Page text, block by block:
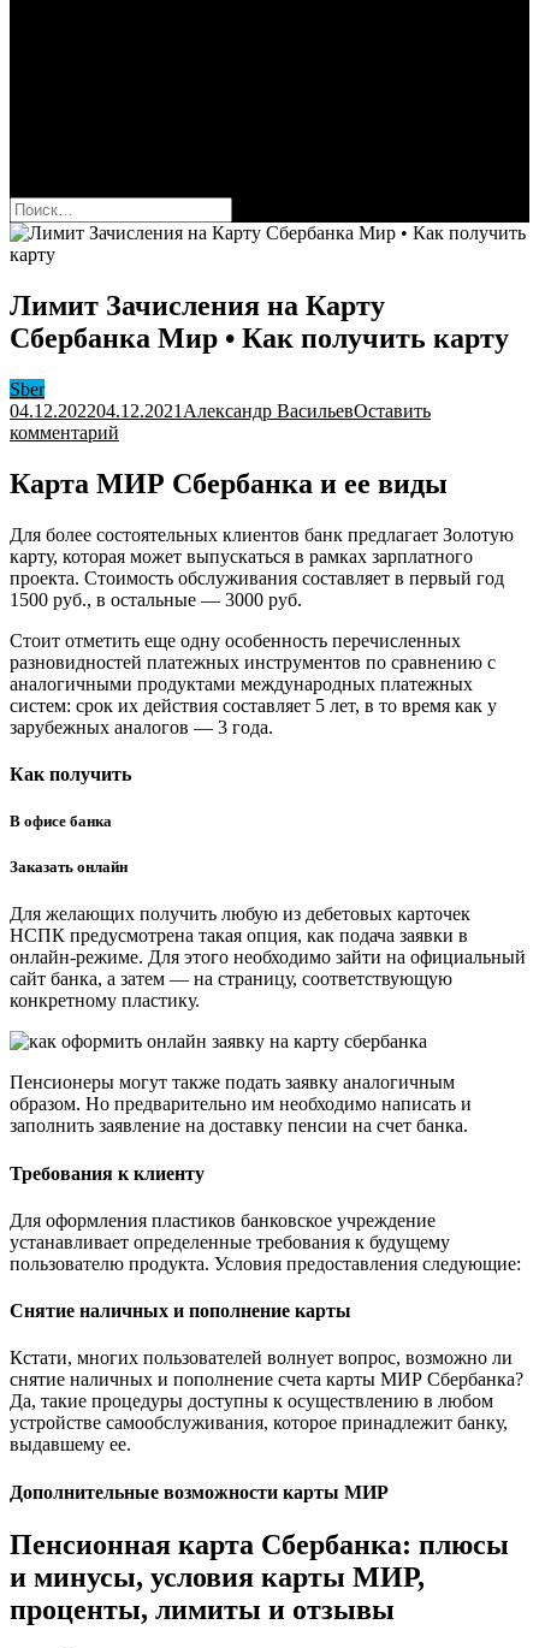
Найти:
Лимит Зачисления на Карту
Сбербанка Мир • Как получить карту
Sber
04.12.202204.12.2021 Александр ВасильевОставить
комментарий
Зачисления
на
Сбербанка
Мир
•
Как
карту
Карта МИР Сбербанка и ее виды
Для более состоятельных клиентов банк предлагает Золотую
карту, которая может выпускаться в рамках зарплатного
проекта. Стоимость обслуживания составляет в первый год
1500 руб., в остальные — 3000 руб.
Стоит отметить еще одну особенность перечисленных
разновидностей платежных инструментов по сравнению с
аналогичными продуктами международных платежных
систем: срок их действия составляет 5 лет, в то время как у
зарубежных аналогов — 3 года.
Как получить
В офисе банка
Заказать онлайн
Для желающих получить любую из дебетовых карточек
НСПК предусмотрена такая опция, как подача заявки в
онлайн-режиме. Для этого необходимо зайти на официальный
сайт банка, а затем — на страницу, соответствующую
конкретному пластику.
Пенсионеры могут также подать заявку аналогичным
образом. Но предварительно им необходимо написать и
заполнить заявление на доставку пенсии на счет банка.
Требования к клиенту
Для оформления пластиков банковское учреждение
устанавливает определенные требования к будущему
пользователю продукта. Условия предоставления следующие:
Снятие наличных и пополнение карты
Кстати, многих пользователей волнует вопрос, возможно ли
снятие наличных и пополнение счета карты МИР Сбербанка?
Да, такие процедуры доступны к осуществлению в любом
устройстве самообслуживания, которое принадлежит банку,
выдавшему ее.
Дополнительные возможности карты МИР
Пенсионная карта Сбербанка: плюсы
и минусы, условия карты МИР,
проценты, лимиты и отзывы